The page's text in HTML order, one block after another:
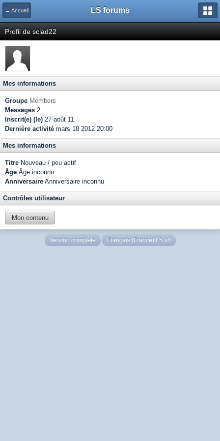
← Accueil LS forums
Profil de sclad22
Mes informations
Groupe Members
Messages 2
Inscrit(e) (le) 27-août 11
Dernière activité mars 18 2012 20:00
Mes informations
Titre Nouveau / peu actif
Âge Âge inconnu
Anniversaire Anniversaire inconnu
Contrôles utilisateur
Mon contenu
Version complète Français (France) LS v4